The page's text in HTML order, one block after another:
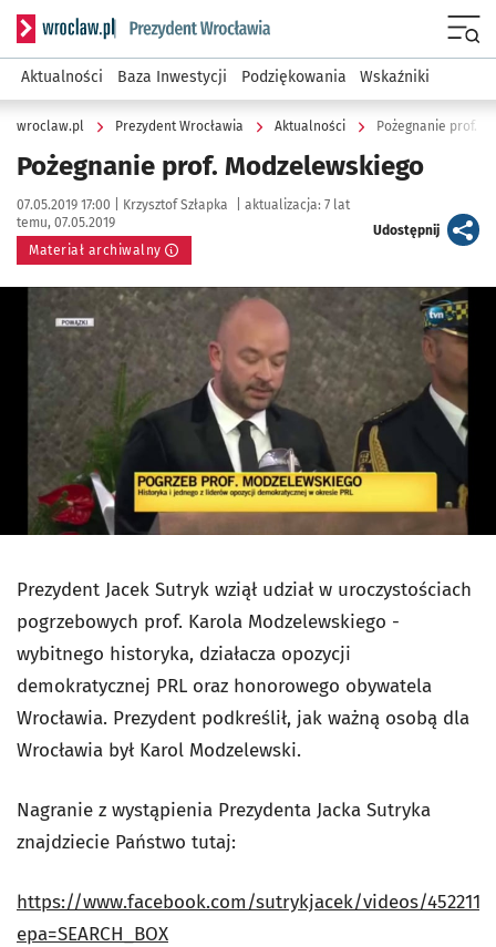
Serwis informacyjny wroclaw.pl podserwis: Prezydent
Aktualności Baza Inwestycji Podziękowania Wskaźniki
wroclaw.pl Prezydent Wrocławia Aktualności Pożegnanie prof.
Pożegnanie prof. Modzelewskiego
Data publikacji:
07.05.2019 17:00 | Autor:
Krzysztof Szłapka aktualizacja: 7 lat
temu, 07.05.2019
Materiał archiwalny
Udostępnijartykuł
Kliknij, aby powiększyć
Prezydent Jacek Sutryk wziął udział w uroczystościach
pogrzebowych prof. Karola Modzelewskiego -
wybitnego historyka, działacza opozycji
demokratycznej PRL oraz honorowego obywatela
Wrocławia. Prezydent podkreślił, jak ważną osobą dla
Wrocławia był Karol Modzelewski.
Nagranie z wystąpienia Prezydenta Jacka Sutryka
znajdziecie Państwo tutaj:
https://www.facebook.com/sutrykjacek/videos/
epa=SEARCH_BOX